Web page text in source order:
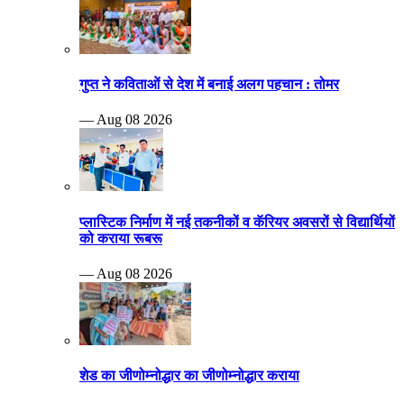
गुप्त ने कविताओं से देश में बनाई अलग पहचान : तोमर
— Aug 08 2026
प्लास्टिक निर्माण में नई तकनीकों व कॅरियर अवसरों से विद्यार्थियों
को कराया रूबरू
— Aug 08 2026
शेड का जीणोम्नोद्धार का जीणोम्नोद्धार कराया